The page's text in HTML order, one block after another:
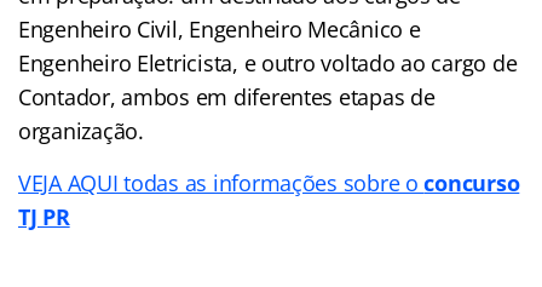
Engenheiro Civil, Engenheiro Mecânico e
Engenheiro Eletricista, e outro voltado ao cargo de
Contador, ambos em diferentes etapas de
organização.
VEJA AQUI todas as informações sobre oconcurso
TJ PR